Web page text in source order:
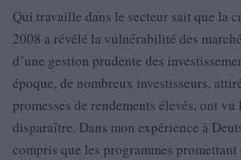
Qui travaille dans le secteur sait que la
2008 a révélé la vulnérabilité des
d’une gestion prudente des
époque, de nombreux investisseurs,
promesses de rendements élevés, ont
disparaître. Dans mon expérience à
compris que les programmes promettant